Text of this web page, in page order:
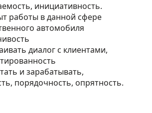
инициативность.
работы в данной сфере
автомобиля
диалог с клиентами,
и зарабатывать,
порядочность, опрятность.